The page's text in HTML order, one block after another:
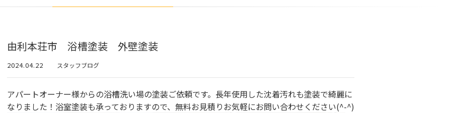
由利本荘市 浴槽塗装 外壁塗装
2024.04.22 スタッフブログ
アパートオーナー様からの浴槽洗い場の塗装ご依頼です。長年使用した沈着汚れも塗装で綺麗に
なりました！浴室塗装も承っておりますので、無料お見積りお気軽にお問い合わせください(^-^)